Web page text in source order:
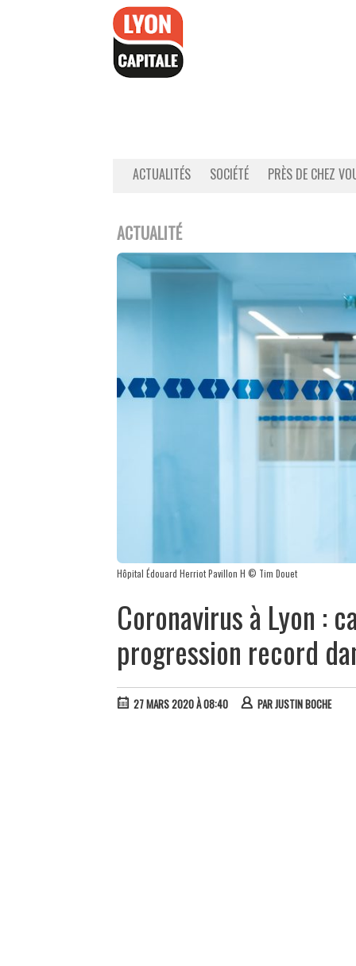
ACTUALITÉS SOCIÉTÉ PRÈS DE CHEZ
ACTUALITÉ
Hôpital Édouard Herriot Pavillon H © Tim Douet
Coronavirus à Lyon :
progression record
27 MARS 2020 À 08:40 PARJUSTIN BOCHE